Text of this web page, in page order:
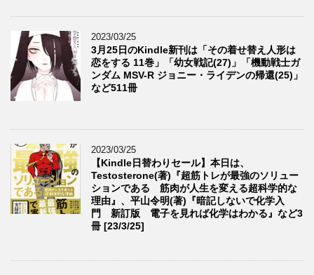
2023/03/25
3月25日のKindle新刊は「その着せ替え人形は
恋をする 11巻」「幼女戦記(27)」「機動戦士ガ
ンダム MSV-R ジョニー・ライデンの帰還(25)」
など511冊
2023/03/25
【Kindle日替わりセール】本日は、
Testosterone(著)『超筋トレが最強のソリュー
ションである 筋肉が人生を変える超科学的な
理由』、平山令明(著)『暗記しないで化学入
門 新訂版 電子を見れば化学はわかる』など3
冊 [23/3/25]